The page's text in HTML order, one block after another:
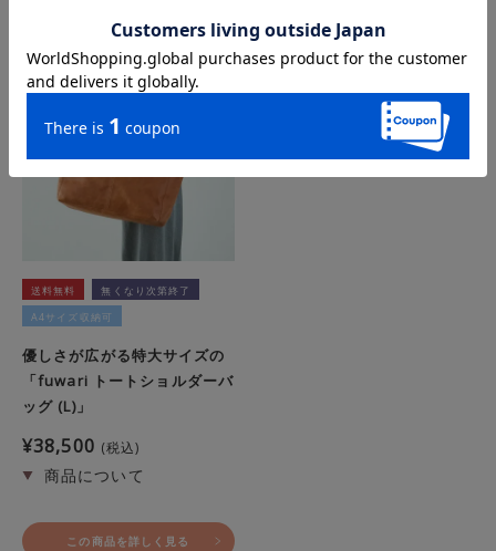
送料無料
無くなり次第終了
A4サイズ収納可
優しさが広がる特大サイズの
「fuwari トートショルダーバ
ッグ (L)」
¥38,500 税込
この商品を詳しく見る